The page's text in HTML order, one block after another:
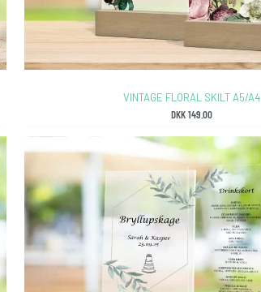
VINTAGE FLORAL SKILT A5/A4
DKK149.00